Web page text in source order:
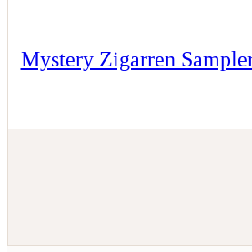
Mystery Zigarren